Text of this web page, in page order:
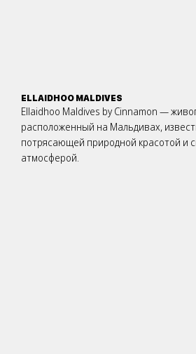
ELLAIDHOO MALDIVES
Ellaidhoo Maldives by Cinnamon —
расположенный на Мальдивах,
потрясающей природной красотой и
атмосферой.